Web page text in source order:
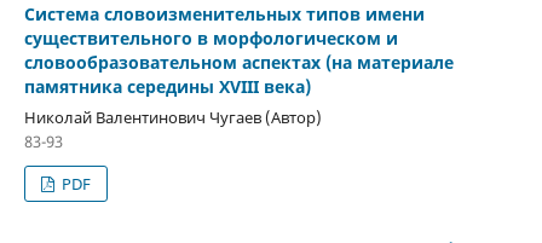
Система словоизменительных типов имени
существительного в морфологическом и
словообразовательном аспектах (на материале
памятника середины XVIII века)
Николай Валентинович Чугаев (Автор)
83-93
PDF